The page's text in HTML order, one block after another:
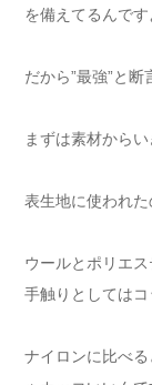
を備えてるんです
だから”最強”と断
まずは素材からい
表生地に使われた
ウールとポリエ
手触りとしてはコ
ナイロンに比べ